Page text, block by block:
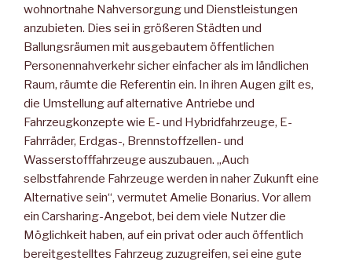
wohnortnahe Nahversorgung und Dienstleistungen
anzubieten. Dies sei in größeren Städten und
Ballungsräumen mit ausgebautem öffentlichen
Personennahverkehr sicher einfacher als im ländlichen
Raum, räumte die Referentin ein. In ihren Augen gilt es,
die Umstellung auf alternative Antriebe und
Fahrzeugkonzepte wie E- und Hybridfahrzeuge, E-
Fahrräder, Erdgas-, Brennstoffzellen- und
Wasserstofffahrzeuge auszubauen. „Auch
selbstfahrende Fahrzeuge werden in naher Zukunft eine
Alternative sein“, vermutet Amelie Bonarius. Vor allem
ein Carsharing-Angebot, bei dem viele Nutzer die
Möglichkeit haben, auf ein privat oder auch öffentlich
bereitgestelltes Fahrzeug zuzugreifen, sei eine gute